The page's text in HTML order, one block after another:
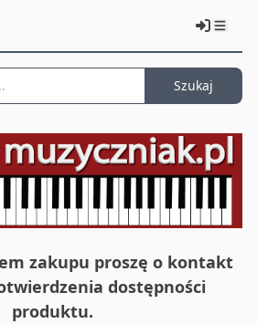
Szukaj
zakupu proszę o kontakt
dostępności
produktu.